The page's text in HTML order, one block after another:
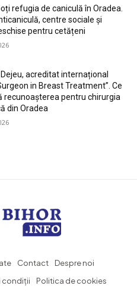
refugia de caniculă în Oradea.
centre sociale și
pentru cetățeni
Dejeu, acreditat internațional
in Breast Treatment”. Ce
recunoașterea pentru chirurgia
din Oradea
Contact
Despre noi
condiții
Politica de cookies